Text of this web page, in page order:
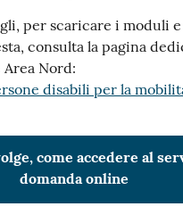
per scaricare i moduli
consulta la pagina
Nord:
disabili per la
come accedere al
domanda online